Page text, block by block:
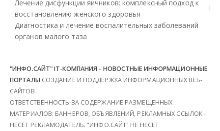
Лечение дисфункции яичников: комплексный подход к
восстановлению женского здоровья
Диагностика и лечение воспалительных заболеваний
органов малого таза
"ИНФО.САЙТ" IT-КОМПАНИЯ - НОВОСТНЫЕ ИНФОРМАЦИОННЫЕ
ПОРТАЛЫСОЗДАНИЕ И ПОДДЕРЖКА ИНФОРМАЦИОННЫХ ВЕБ-
САЙТОВ
ОТВЕТСТВЕННОСТЬ ЗА СОДЕРЖАНИЕ РАЗМЕЩЕННЫХ
МАТЕРИАЛОВ: БАННЕРОВ, ОБЪЯВЛЕНИЙ, РЕКЛАМНЫХ ССЫЛОК -
НЕСЕТ РЕКЛАМОДАТЕЛЬ. "ИНФО.САЙТ" НЕ НЕСЕТ